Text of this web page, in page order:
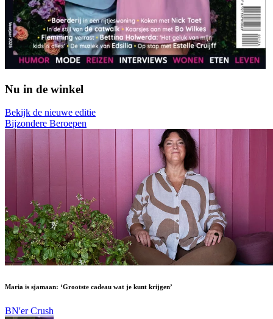
Nu in de winkel
Bekijk de nieuwe editie
Bijzondere Beroepen
Maria is sjamaan: ‘Grootste cadeau wat je kunt krijgen’
BN'er Crush